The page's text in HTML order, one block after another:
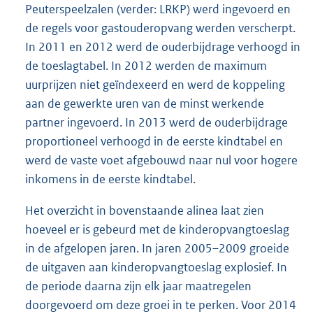
Peuterspeelzalen (verder: LRKP) werd ingevoerd en
de regels voor gastouderopvang werden verscherpt.
In 2011 en 2012 werd de ouderbijdrage verhoogd in
de toeslagtabel. In 2012 werden de maximum
uurprijzen niet geïndexeerd en werd de koppeling
aan de gewerkte uren van de minst werkende
partner ingevoerd. In 2013 werd de ouderbijdrage
proportioneel verhoogd in de eerste kindtabel en
werd de vaste voet afgebouwd naar nul voor hogere
inkomens in de eerste kindtabel.
Het overzicht in bovenstaande alinea laat zien
hoeveel er is gebeurd met de kinderopvangtoeslag
in de afgelopen jaren. In jaren 2005–2009 groeide
de uitgaven aan kinderopvangtoeslag explosief. In
de periode daarna zijn elk jaar maatregelen
doorgevoerd om deze groei in te perken. Voor 2014